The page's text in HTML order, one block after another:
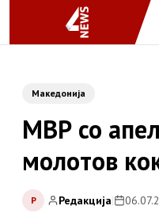
Македонија
МВР со
молотов
Р Редакција|